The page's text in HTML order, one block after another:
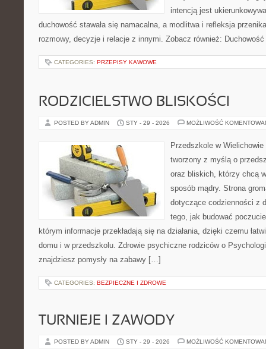
intencją jest
duchowość stawała się namacalna, a modlitwa i refleksja
rozmowy, decyzje i relacje z innymi. Zobacz również:
CATEGORIES: PRZEPISY KAWOWE
RODZICIELSTWO BLISKOŚCI
POSTED BY ADMIN STY - 29 - 2026 MOŻLIWOŚĆ
Przedszkole w
tworzony z myślą o
oraz bliskich, którzy chcą
sposób mądry. Strona
dotyczące codzienności z
tego, jak budować
którym informacje przekładają się na działania, dzięki czemu
domu i w przedszkolu. Zdrowie psychiczne rodziców o
znajdziesz pomysły na zabawy […]
CATEGORIES: BEZPIECZNE I ZDROWE
TURNIEJE I ZAWODY
POSTED BY ADMIN STY - 29 - 2026 MOŻLIWOŚĆ